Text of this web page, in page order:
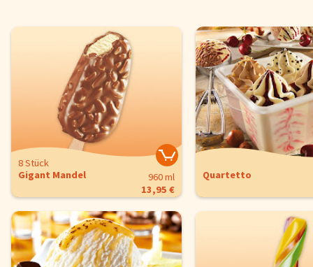
8 Stück
Gigant Mandel
960 ml
13,95 €
Quartetto